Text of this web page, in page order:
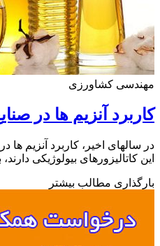
کشاورزی
آنزیم ها در صنایع
اخیر، کاربرد آنزیم ها در
بیولوژیکی دارند،
مطالب بیشتر